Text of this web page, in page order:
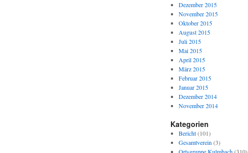
Dezember 2015
November 2015
Oktober 2015
August 2015
Juli 2015
Mai 2015
April 2015
März 2015
Februar 2015
Januar 2015
Dezember 2014
November 2014
Kategorien
Bericht(101)
Gesamtverein (3)